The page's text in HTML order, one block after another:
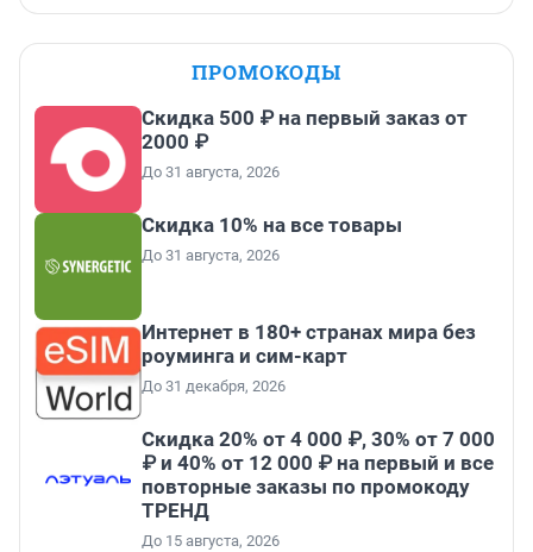
ПРОМОКОДЫ
Скидка 500 ₽ на первый заказ от
2000 ₽
До 31 августа, 2026
Скидка 10% на все товары
До 31 августа, 2026
Интернет в 180+ странах мира без
роуминга и сим-карт
До 31 декабря, 2026
Скидка 20% от 4 000 ₽, 30% от 7 000
₽ и 40% от 12 000 ₽ на первый и все
повторные заказы по промокоду
ТРЕНД
До 15 августа, 2026